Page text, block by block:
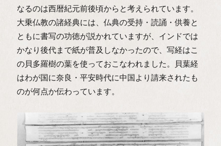
なるのは西暦紀元前後頃からと考えられています。
大乗仏教の諸経典には、仏典の受持・読誦・供養と
ともに書写の功徳が説かれていますが、インドでは
かなり後代まで紙が普及しなかったので、写経はこ
の貝多羅樹の葉を使っておこなわれました。貝葉経
はわが国に奈良・平安時代に中国より請来されたも
のが何点か伝わっています。